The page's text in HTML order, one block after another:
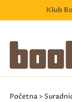
Klub
Početna >